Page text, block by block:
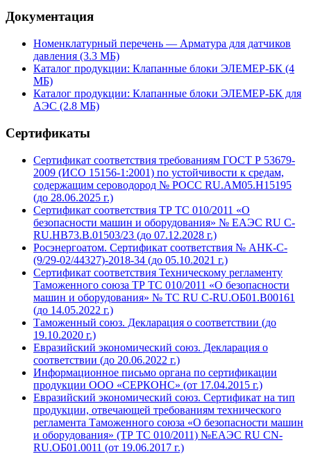
Документация
Номенклатурный перечень — Арматура для датчиков
давления (3.3 MБ)
Каталог продукции: Клапанные блоки ЭЛЕМЕР-БК (4
MБ)
Каталог продукции: Клапанные блоки ЭЛЕМЕР-БК для
АЭС (2.8 MБ)
Сертификаты
Сертификат соответствия требованиям ГОСТ Р 53679-
2009 (ИСО 15156-1:2001) по устойчивости к средам,
содержащим сероводород № РОСС RU.AM05.H15195
(до 28.06.2025 г.)
Сертификат соответствия ТР ТС 010/2011 «О
безопасности машин и оборудования» № ЕАЭС RU С-
RU.HB73.B.01503/23 (до 07.12.2028 г.)
Росэнергоатом. Сертификат соответствия № АНК-С-
(9/29-02/44327)-2018-34 (до 05.10.2021 г.)
Сертификат соответствия Техническому регламенту
Таможенного союза ТР ТС 010/2011 «О безопасности
машин и оборудования» № ТС RU C-RU.ОБ01.В00161
(до 14.05.2022 г.)
Таможенный союз. Декларация о соответствии (до
19.10.2020 г.)
Евразийский экономический союз. Декларация о
соответствии (до 20.06.2022 г.)
Информационное письмо органа по сертификации
продукции ООО «СЕРКОНС» (от 17.04.2015 г.)
Евразийский экономический союз. Сертификат на тип
продукции, отвечающей требованиям технического
регламента Таможенного союза «О безопасности машин
и оборудования» (ТР ТС 010/2011) №ЕАЭС RU CN-
RU.ОБ01.0011 (от 19.06.2017 г.)